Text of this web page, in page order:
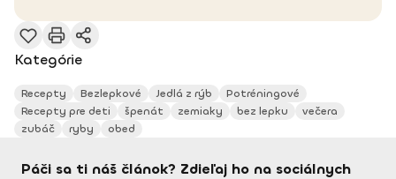
Kategórie
Recepty Bezlepkové Jedlá z rýb
Potréningové
Recepty pre deti
špenát zemiaky bez lepku
večera
zubáč
ryby obed
Páči sa ti náš článok? Zdieľaj ho na sociálnych